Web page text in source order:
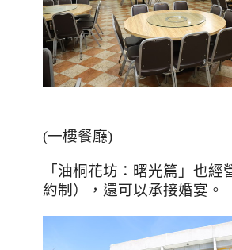
(一樓餐廳)
「油桐花坊：曙光篇」也經
約制），還可以承接婚宴。